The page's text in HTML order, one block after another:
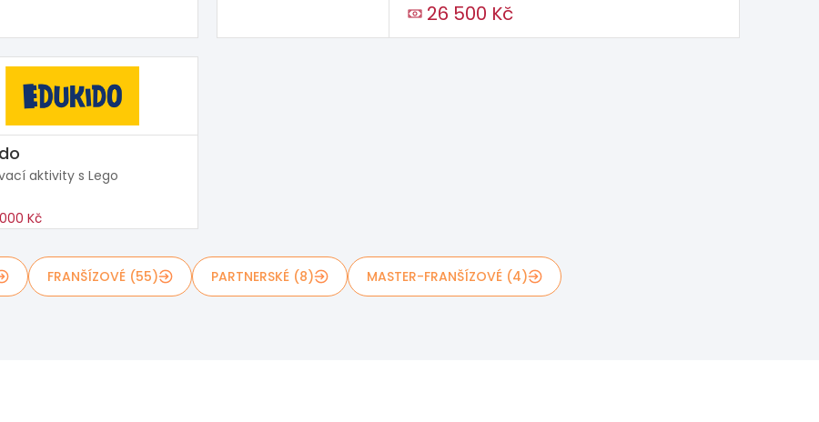
26 500 Kč
aktivity s Lego
Kč
FRANŠÍZOVÉ (55) PARTNERSKÉ (8) MASTER-FRANŠÍZOVÉ (4)